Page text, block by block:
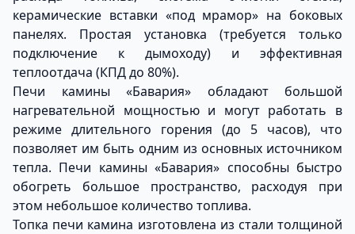
керамические вставки «под мрамор» на боковых
панелях. Простая установка (требуется только
подключение к дымоходу) и эффективная
теплоотдача (КПД до 80%).
Печи камины «Бавария» обладают большой
нагревательной мощностью и могут работать в
режиме длительного горения (до 5 часов), что
позволяет им быть одним из основных источником
тепла. Печи камины «Бавария» способны быстро
обогреть большое пространство, расходуя при
этом небольшое количество топлива.
Топка печи камина изготовлена из стали толщиной